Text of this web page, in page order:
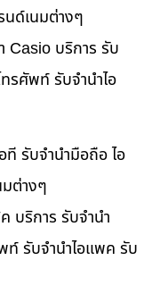
นด์เนมต่างๆ
Casio บริการ รับ
รศัพท์ รับจำนำไอ
ที รับจำนำมือถือ ไอ
ต่างๆ
บริการ รับจำนำ
ท์ รับจำนำไอแพค รับ